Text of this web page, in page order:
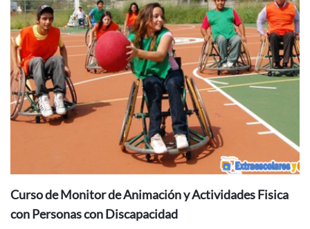
AÑADIR AL
Curso de Monitor de Animación y Actividades Fisica
con Personas con Discapacidad